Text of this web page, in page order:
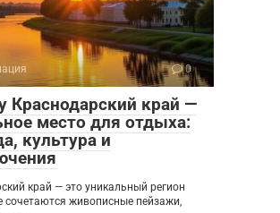
0
Краснодарский край —
место для отдыха:
культура и
край — это уникальный регион
сочетаются живописные пейзажи,